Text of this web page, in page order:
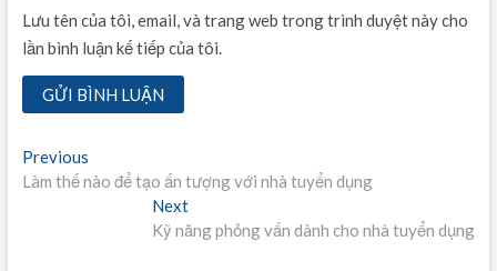
Lưu tên của tôi, email, và trang web trong trình duyệt này cho
lần bình luận kế tiếp của tôi.
Điều
hướng
PreviousPrevious
post:
Làm thế nào để tạo ấn tượng với nhà tuyển dụng
NextNext
post:
Kỹ năng phỏng vấn dành cho nhà tuyển dụng